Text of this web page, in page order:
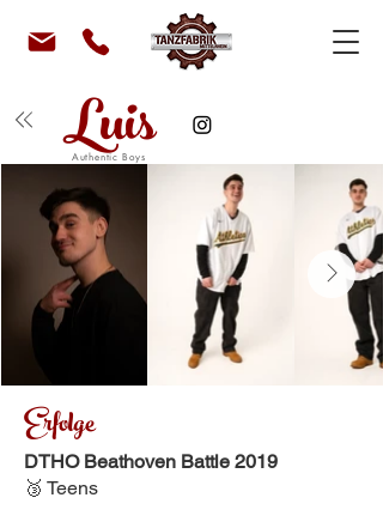
Luis
Authentic Boys
Erfolge
DTHO Beathoven Battle 2019
🥉 Teens